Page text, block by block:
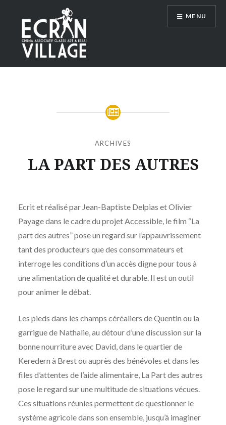
contenu
principal
ÉCRAN VILLAGE
MENU
ARCHIVES
LA PART DES AUTRES
MOÏSE
MAIGRET
AVRIL
2025
Ecrit et réalisé par Jean-Baptiste Delpias et Olivier
Payage dans le cadre du projet Accessible, le film “La
part des autres” pose un regard sur l’appauvrissement
tant des producteurs que des consommateurs et
interroge les conditions d’un accès digne pour tous à
une alimentation de qualité et durable. Il est un outil
pour animer le débat.
Les pieds dans les champs céréaliers de Quentin ou la
garrigue de Nathalie, au détour d’une discussion sur la
bonne nourriture avec David, dans le quartier de
Keredern à Brest ou auprès des bénévoles et dans les
files d’attentes de l’aide alimentaire, La Part des autres
pose le regard sur une multitude de situations vécues.
Ces situations réunies permettent de questionner le
système agricole dans son ensemble, jusqu’à imaginer